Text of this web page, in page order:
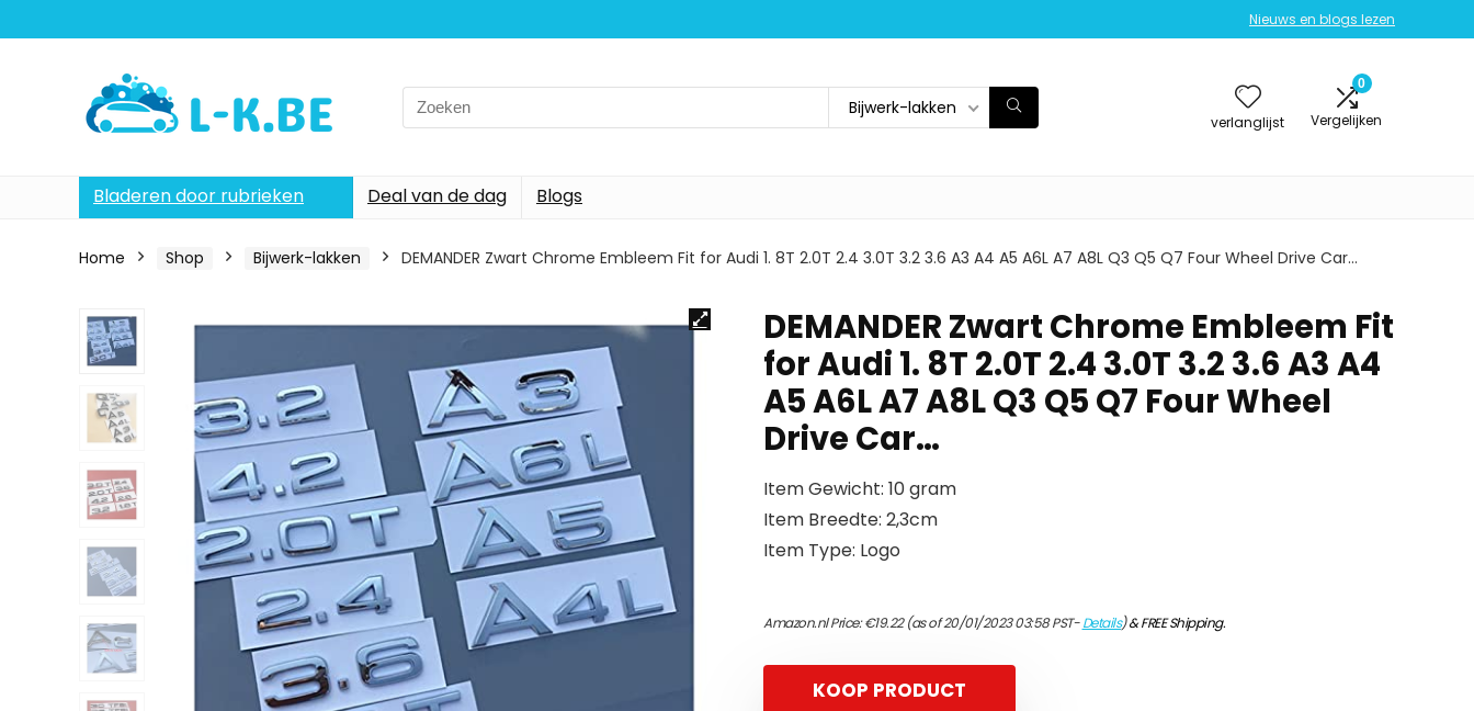
Nieuws en blogs lezen
Search
for:
Bijwerk-lakken
verlanglijst
0
Vergelijken
Bladeren door rubrieken Deal van de dag Blogs
Home Shop Bijwerk-lakken DEMANDER Zwart Chrome Embleem Fit for Audi 1. 8T 2.0T 2.4 3.0T 3.2 3.6 A3 A4 A5 A6L A7 A8L Q3 Q5 Q7 Four Wheel Drive Car…
DEMANDER Zwart Chrome Embleem Fit
for Audi 1. 8T 2.0T 2.4 3.0T 3.2 3.6 A3 A4
A5 A6L A7 A8L Q3 Q5 Q7 Four Wheel
Drive Car…
Item Gewicht: 10 gram
Item Breedte: 2,3cm
Item Type: Logo
Amazon.nl Price:€19.22(as of 20/01/2023 03:58 PST-Details)&FREE Shipping.
KOOP PRODUCT